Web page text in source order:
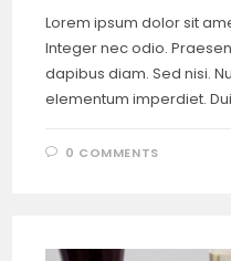
Lorem ipsum dolor sit
Integer nec odio.
dapibus diam. Sed nisi.
elementum imperdiet.
0 COMMENTS